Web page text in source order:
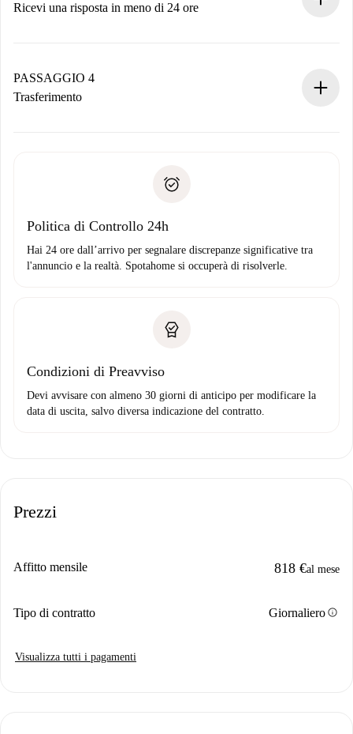
Ricevi una risposta in meno di 24 ore
contatto con il proprietario.
Se rifiutata: non ti addebiteremo nulla e ti proporremo
Domiciliazione del pagamento
PASSAGGIO 4
Trasferimento
solo se non segnali problemi.
Politica di Controllo 24h
Hai 24 ore dall’arrivo per segnalare discrepanze significative tra
l'annuncio e la realtà. Spotahome si occuperà di risolverle.
Condizioni di Preavviso
Devi avvisare con almeno 30 giorni di anticipo per modificare la
data di uscita, salvo diversa indicazione del contratto.
Prezzi
Affitto mensile 818 €al mese
Tipo di contratto Giornalieroinfo
Visualizza tutti i pagamenti